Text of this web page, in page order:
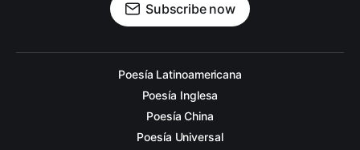
Subscribe now
Poesía Latinoamericana
Poesía Inglesa
Poesía China
Poesía Universal